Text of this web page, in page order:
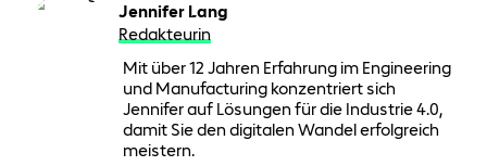
Jennifer Lang
Redakteurin
Mit über 12 Jahren Erfahrung im Engineering
und Manufacturing konzentriert sich
Jennifer auf Lösungen für die Industrie 4.0,
damit Sie den digitalen Wandel erfolgreich
meistern.